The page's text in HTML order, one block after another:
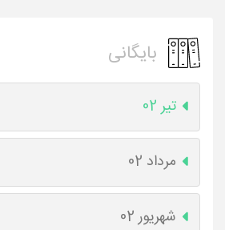
بایگانی
تیر 02
مرداد 02
شهریور 02